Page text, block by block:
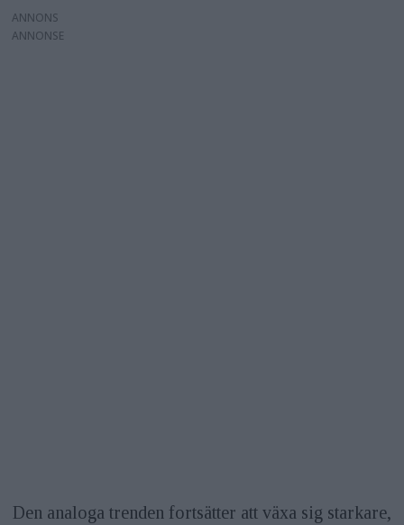
ANNONS
Den analoga trenden fortsätter att växa sig starkare,